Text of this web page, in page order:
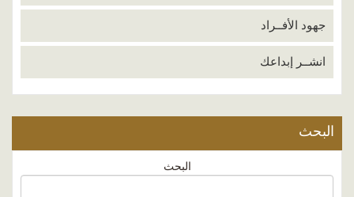
جهود الأفــراد
انشــر إبداعك
البحث
البحث